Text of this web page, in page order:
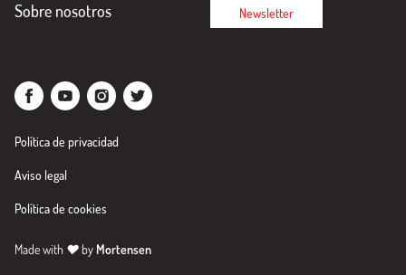
Sobre nosotros
Newsletter
Política de privacidad
Aviso legal
Política de cookies
Made with ♥by Mortensen